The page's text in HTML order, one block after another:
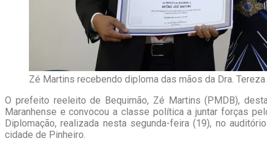
Zé Martins recebendo diploma das mãos da Dra. Tereza
O prefeito reeleito de Bequimão, Zé Martins (PMDB),
Maranhense e convocou a classe política a juntar forças
Diplomação, realizada nesta segunda-feira (19), no
cidade de Pinheiro.